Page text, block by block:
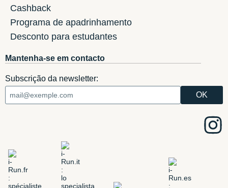
Cashback
Programa de apadrinhamento
Desconto para estudantes
Mantenha-se em contacto
Subscrição da newsletter: